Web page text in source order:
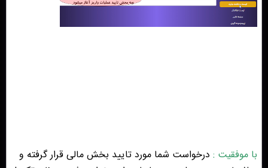
با موفقیت : درخواست شما مورد تایید بخش مالی قرار گرفته و